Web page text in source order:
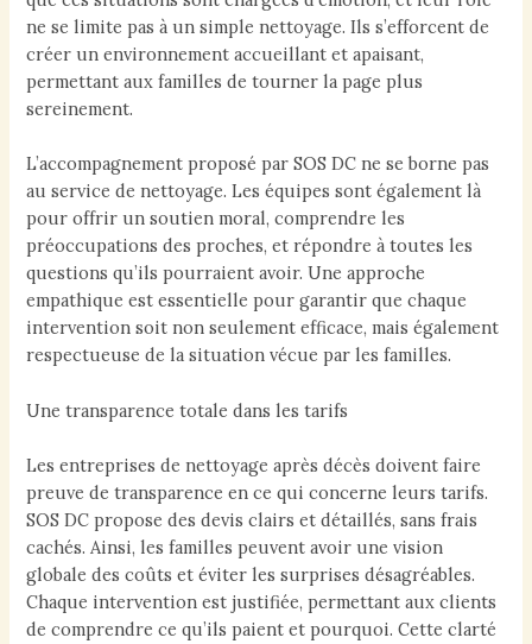
ne se limite pas à un simple nettoyage. Ils s’efforcent de
créer un environnement accueillant et apaisant,
permettant aux familles de tourner la page plus
sereinement.
L’accompagnement proposé par SOS DC ne se borne pas
au service de nettoyage. Les équipes sont également là
pour offrir un soutien moral, comprendre les
préoccupations des proches, et répondre à toutes les
questions qu’ils pourraient avoir. Une approche
empathique est essentielle pour garantir que chaque
intervention soit non seulement efficace, mais également
respectueuse de la situation vécue par les familles.
Une transparence totale dans les tarifs
Les entreprises de nettoyage après décès doivent faire
preuve de transparence en ce qui concerne leurs tarifs.
SOS DC propose des devis clairs et détaillés, sans frais
cachés. Ainsi, les familles peuvent avoir une vision
globale des coûts et éviter les surprises désagréables.
Chaque intervention est justifiée, permettant aux clients
de comprendre ce qu’ils paient et pourquoi. Cette clarté